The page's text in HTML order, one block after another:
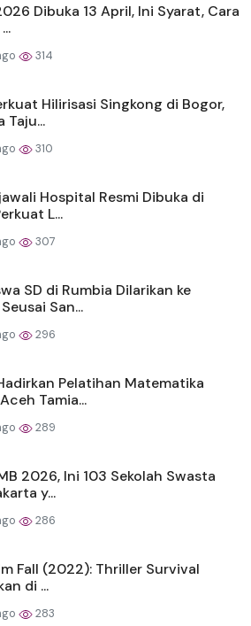
Dibuka 13 April, Ini Syarat, Cara
314
Hilirisasi Singkong di Bogor,
Taju...
310
Hospital Resmi Dibuka di
L...
307
SD di Rumbia Dilarikan ke
San...
296
Pelatihan Matematika
Tamia...
289
2026, Ini 103 Sekolah Swasta
y...
286
Fall (2022): Thriller Survival
di ...
283